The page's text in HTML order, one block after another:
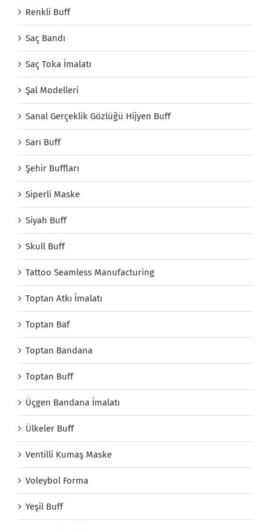
Renkli Buff
Saç Bandı
Saç Toka İmalatı
Şal Modelleri
Sanal Gerçeklik Gözlüğü Hijyen Buff
Sarı Buff
Şehir Buffları
Siperli Maske
Siyah Buff
Skull Buff
Tattoo Seamless Manufacturing
Toptan Atkı İmalatı
Toptan Baf
Toptan Bandana
Toptan Buff
Üçgen Bandana İmalatı
Ülkeler Buff
Ventilli Kumaş Maske
Voleybol Forma
Yeşil Buff